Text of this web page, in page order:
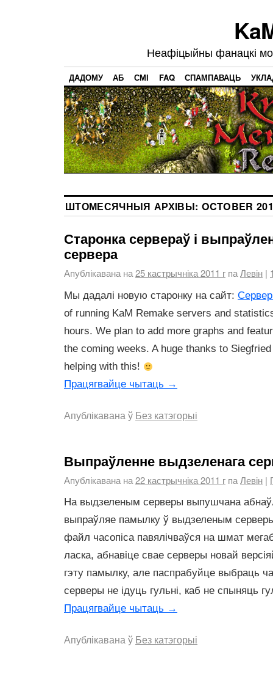
Неафіцыйны фанацкі
ДАДОМУ АБ СМІ FAQ СПАМПАВАЦЬ
ШТОМЕСЯЧНЫЯ АРХІВЫ: OCTOBER
Старонка сервераў і
сервера
Апублікавана на25 кастрычніка 2011 г паЛевін |
Мы дадалі новую старонку на сайт:
of running KaM Remake servers and
hours. We plan to add more graphs and
the coming weeks. A huge thanks to
helping with this!
Працягвайце чытаць →
Апублікавана ў Без катэгорыі
Выпраўленне выдзеленага
Апублікавана на22 кастрычніка 2011 г па Левін |
На выдзеленым серверы выпушчана
выпраўляе памылку ў выдзеленым
файл часопіса павялічваўся на шмат
ласка, абнавіце свае серверы новай
гэту памылку, але паспрабуйце выбраць
серверы не ідуць гульні, каб не спыняць
Працягвайце чытаць →
Апублікавана ў Без катэгорыі